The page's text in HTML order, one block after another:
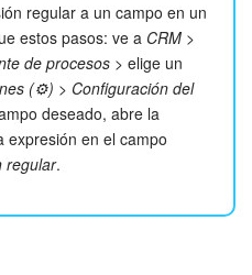
regular a un campo en un
estos pasos: ve a CRM >
de procesos > elige un
(⚙️) > Configuración del
deseado, abre la
expresión en el campo
regular.